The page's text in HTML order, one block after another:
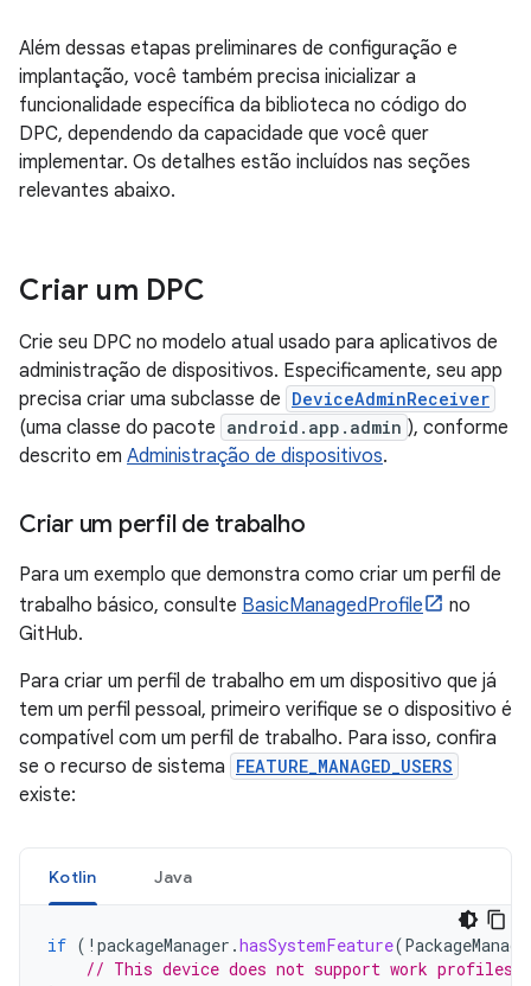
Além dessas etapas preliminares de configuração e
implantação, você também precisa inicializar a
funcionalidade específica da biblioteca no código do
DPC, dependendo da capacidade que você quer
implementar. Os detalhes estão incluídos nas seções
relevantes abaixo.
Criar um DPC
Crie seu DPC no modelo atual usado para aplicativos de
administração de dispositivos. Especificamente, seu app
precisa criar uma subclasse de DeviceAdminReceiver
(uma classe do pacote android.app.admin ), conforme
descrito em Administração de dispositivos.
Criar um perfil de trabalho
Para um exemplo que demonstra como criar um perfil de
trabalho básico, consulte BasicManagedProfile
no
GitHub.
Para criar um perfil de trabalho em um dispositivo que já
tem um perfil pessoal, primeiro verifique se o dispositivo é
compatível com um perfil de trabalho. Para isso, confira
se o recurso de sistema FEATURE_MANAGED_USERS
existe:
Kotlin Java
if ( ! packageManager .hasSystemFeature(
// This device does not support work profiles!